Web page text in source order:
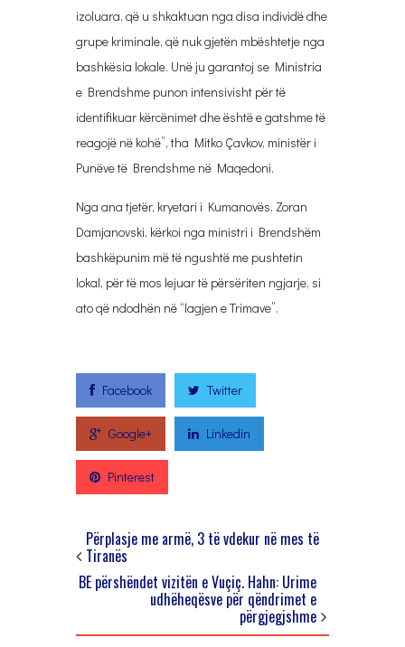
izoluara, që u shkaktuan nga disa individë dhe
grupe kriminale, që nuk gjetën mbështetje nga
bashkësia lokale. Unë ju garantoj se Ministria
e Brendshme punon intensivisht për të
identifikuar kërcënimet dhe është e gatshme të
reagojë në kohë”, tha Mitko Çavkov, ministër i
Punëve të Brendshme në Maqedoni.
Nga ana tjetër, kryetari i Kumanovës, Zoran
Damjanovski, kërkoi nga ministri i Brendshëm
bashkëpunim më të ngushtë me pushtetin
lokal, për të mos lejuar të përsëriten ngjarje, si
ato që ndodhën në “lagjen e Trimave”.
Facebook Twitter
Google+ Linkedin
Pinterest
Përplasje me armë, 3 të vdekur në mes të
Tiranës
BE përshëndet vizitën e Vuçiç. Hahn: Urime
udhëheqësve për qëndrimet e
përgjegjshme